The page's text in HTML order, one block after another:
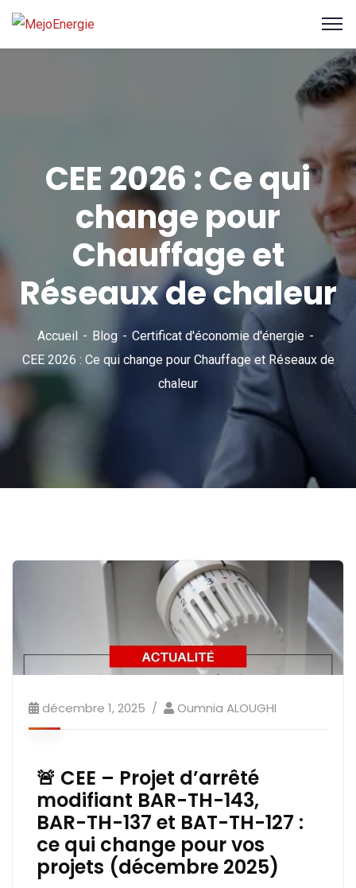
CEE 2026 : Ce qui
change pour
Chauffage et
Réseaux de chaleur
Accueil Blog
Certificat d'économie d'énergie
CEE 2026 : Ce qui change pour Chauffage et Réseaux de
chaleur
décembre 1, 2025 Oumnia ALOUGHI
🚨 CEE – Projet d’arrêté
modifiant BAR-TH-143,
BAR-TH-137 et BAT-TH-127 :
ce qui change pour vos
projets (décembre 2025)